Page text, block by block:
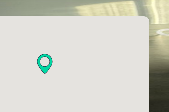
ligne 2 Gare accessible à pieds